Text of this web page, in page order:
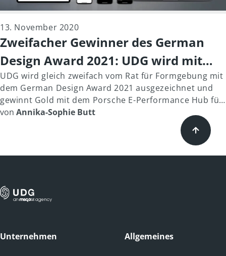
13. November 2020
Zweifacher Gewinner des German
Design Award 2021: UDG wird mit
Gold für Kunden Porsche
ausgezeichnet
UDG wird gleich zweifach vom Rat für Formgebung mit
dem German Design Award 2021 ausgezeichnet und
gewinnt Gold mit dem Porsche E-Performance Hub für
Excellent Communications Design in der Kategorie
von Annika-Sophie Butt
Unternehmen Allgemeines